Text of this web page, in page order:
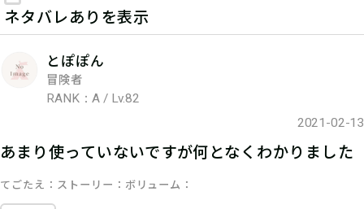
ネタバレありを表示
とぽぽん
冒険者
RANK：A / Lv.82
2021-02-13
あまり使っていないですが何となくわかりました
てごたえ ストーリー ボリューム